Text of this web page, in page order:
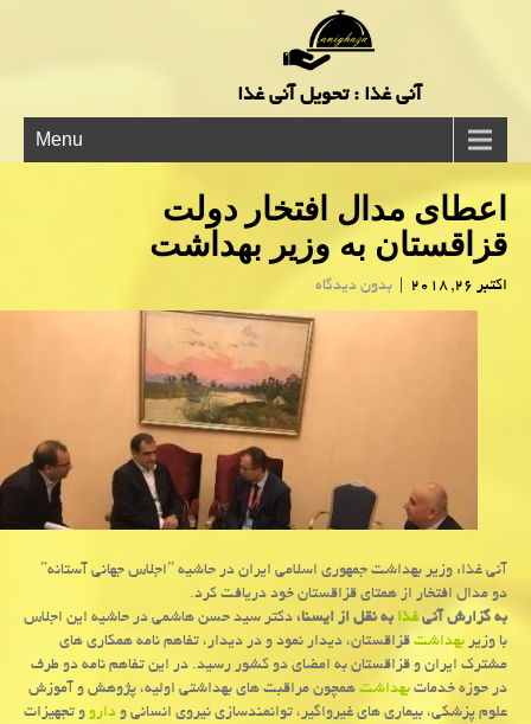
آنی غذا : تحویل آنی غذا
Menu
اعطای مدال افتخار دولت
قزاقستان به وزیر بهداشت
اکتبر 26, 2018 | بدون دیدگاه
آنی غذا: وزیر بهداشت جمهوری اسلامی ایران در حاشیه ˮاجلاس جهانی آستانهˮ
دو مدال افتخار از همتای قزاقستان خود دریافت كرد.
به گزارش آنیغذابه نقل از ایسنا،دكتر سید حسن هاشمی در حاشیه این اجلاس
با وزیربهداشتقزاقستان، دیدار نمود و در دیدار، تفاهم نامه همكاری های
مشترك ایران و قزاقستان به امضای دو كشور رسید. در این تفاهم نامه دو طرف
در حوزه خدماتبهداشتهمچون مراقبت های بهداشتی اولیه، پژوهش و آموزش
علوم پزشكی، بیماری های غیرواگیر، توانمندسازی نیروی انسانی وداروو تجهیزات